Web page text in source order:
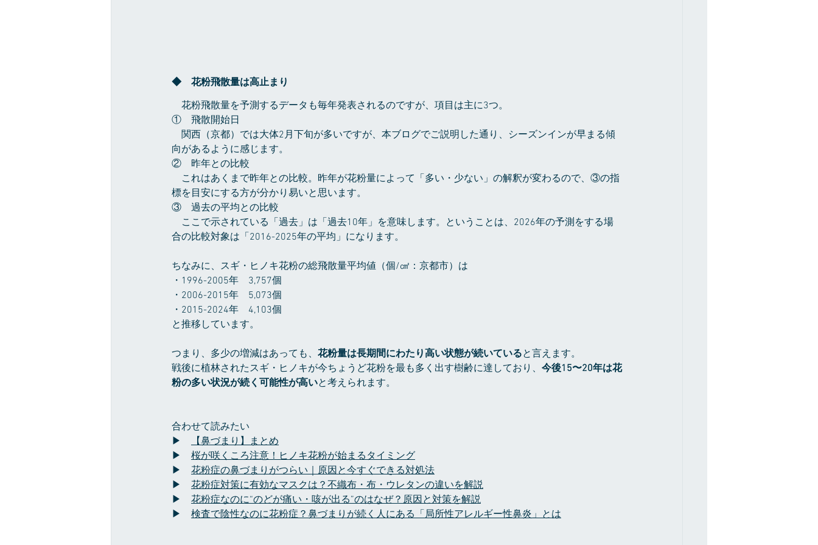
◆　花粉飛散量は高止まり
花粉飛散量を予測するデータも毎年発表されるのですが、項目は主に3つ。
①　飛散開始日
関西（京都）では大体2月下旬が多いですが、本ブログでご説明した通り、シーズンインが早まる傾
向があるように感じます。
②　昨年との比較
これはあくまで昨年との比較。昨年が花粉量によって「多い・少ない」の解釈が変わるので、③の指
標を目安にする方が分かり易いと思います。
③　過去の平均との比較
ここで示されている「過去」は「過去10年」を意味します。ということは、2026年の予測をする場
合の比較対象は「2016-2025年の平均」になります。
ちなみに、スギ・ヒノキ花粉の総飛散量平均値（個/㎠：京都市）は
・1996-2005年　3,757個
・2006-2015年　5,073個
・2015-2024年　4,103個
と推移しています。
つまり、多少の増減はあっても、 花粉量は長期間にわたり高い状態が続いていると言えます。
戦後に植林されたスギ・ヒノキが今ちょうど花粉を最も多く出す樹齢に達しており、 今後15〜20年は花
粉の多い状況が続く可能性が高いと考えられます。
合わせて読みたい
▶
【鼻づまり】まとめ
▶ 桜が咲くころ注意！ヒノキ花粉が始まるタイミング
▶ 花粉症の鼻づまりがつらい｜原因と今すぐできる対処法
▶ 花粉症対策に有効なマスクは？不織布・布・ウレタンの違いを解説
▶ 花粉症なのに“のどが痛い・咳が出る”のはなぜ？原因と対策を解説
▶ 検査で陰性なのに花粉症？鼻づまりが続く人にある「局所性アレルギー性鼻炎」とは